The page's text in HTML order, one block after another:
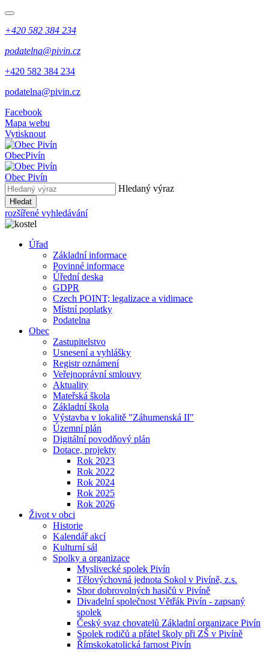
+420 582 384 234
podatelna@pivin.cz
+420 582 384 234
podatelna@pivin.cz
Facebook
Mapa webu
Vytisknout
ObecPivín
Obec Pivín
Hledaný výraz
Hledat
rozšířené vyhledávání
Úřad
Základní informace
Povinné informace
Úřední deska
GDPR
Czech POINT; legalizace a vidimace
Místní poplatky
Podatelna
Obec
Zastupitelstvo
Usnesení a vyhlášky
Registr oznámení
Veřejnoprávní smlouvy
Aktuality
Mateřská škola
Základní škola
Výstavba v lokalitě "Záhumenská II"
Územní plán
Digitální povodňový plán
Dotace, projekty
Rok 2023
Rok 2022
Rok 2024
Rok 2025
Rok 2026
Život v obci
Historie
Kalendář akcí
Kulturní sál
Spolky a organizace
Myslivecké spolek Pivín
Tělovýchovná jednota Sokol v Pivíně, z.s.
Sbor dobrovolných hasičů v Pivíně
Divadelní společnost Větřák Pivín - zapsaný
spolek
Český svaz chovatelů Základní organizace Pivín
Spolek rodičů a přátel školy při ZŠ v Pivíně
Římskokatolická farnost Pivín